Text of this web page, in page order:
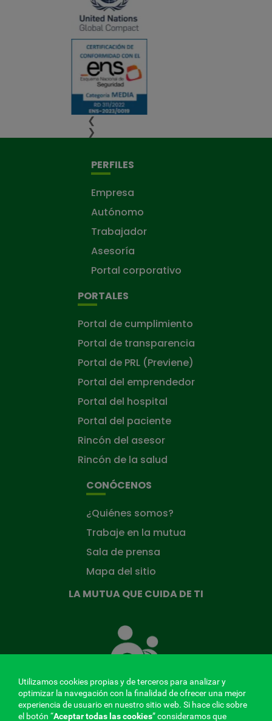
❮
❯
PERFILES
Empresa
Autónomo
Trabajador
Asesoría
Portal corporativo
PORTALES
Portal de cumplimiento
Portal de transparencia
Portal de PRL (Previene)
Portal del emprendedor
Portal del hospital
Portal del paciente
Rincón del asesor
Rincón de la salud
CONÓCENOS
¿Quiénes somos?
Trabaje en la mutua
Sala de prensa
Mapa del sitio
LA MUTUA QUE CUIDA DE TI
Mutua
que
Utilizamos cookies propias y de terceros para analizar y
optimizar la navegación con la finalidad de ofrecer una mejor
experiencia de usuario en nuestro sitio web. Si hace clic sobre
el botón “Aceptar todas las cookies” consideramos que